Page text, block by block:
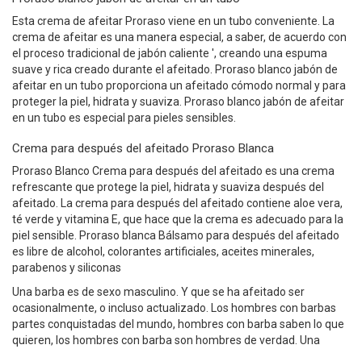
Esta crema de afeitar Proraso viene en un tubo conveniente. La
crema de afeitar es una manera especial, a saber, de acuerdo con
el proceso tradicional de jabón caliente ', creando una espuma
suave y rica creado durante el afeitado. Proraso blanco jabón de
afeitar en un tubo proporciona un afeitado cómodo normal y para
proteger la piel, hidrata y suaviza. Proraso blanco jabón de afeitar
en un tubo es especial para pieles sensibles.
Crema para después del afeitado Proraso Blanca
Proraso Blanco Crema para después del afeitado es una crema
refrescante que protege la piel, hidrata y suaviza después del
afeitado. La crema para después del afeitado contiene aloe vera,
té verde y vitamina E, que hace que la crema es adecuado para la
piel sensible. Proraso blanca Bálsamo para después del afeitado
es libre de alcohol, colorantes artificiales, aceites minerales,
parabenos y siliconas
Una barba es de sexo masculino. Y que se ha afeitado ser
ocasionalmente, o incluso actualizado. Los hombres con barbas
partes conquistadas del mundo, hombres con barba saben lo que
quieren, los hombres con barba son hombres de verdad. Una